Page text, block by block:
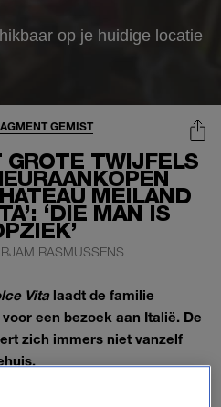
TWIJFELS
MEILAND
‘DIE MAN IS
GEMIST
RASMUSSENS
Vitalaadt de familie
een bezoek aan Italië. De
zich immers niet vanzelf
omdat Martien flink heeft